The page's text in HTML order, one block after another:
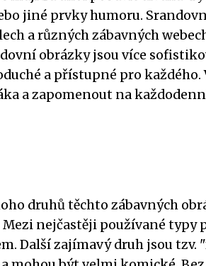
jiné prvky humoru.
a různých zábavných
obrázky jsou více
a přístupné pro každého.
a zapomenout na
druhů těchto zábavných
nejčastěji používané typy
Další zajímavý druh jsou tzv.